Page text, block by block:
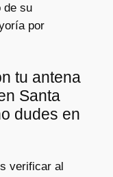
de su
por
tu antena
Santa
dudes en
verificar al